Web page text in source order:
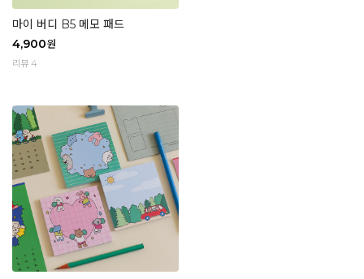
마이 버디 B5 메모 패드
4,900원
리뷰 4